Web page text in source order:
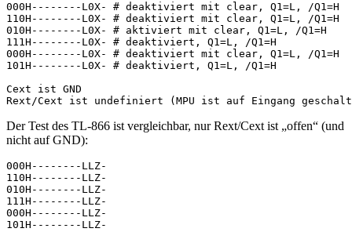
000H--------L0X- # deaktiviert mit clear, Q1=L, /Q1=H
110H--------L0X- # deaktiviert mit clear, Q1=L, /Q1=H
010H--------L0X- # aktiviert mit clear, Q1=L, /Q1=H
111H--------L0X- # deaktiviert, Q1=L, /Q1=H
000H--------L0X- # deaktiviert mit clear, Q1=L, /Q1=H
101H--------L0X- # deaktiviert, Q1=L, /Q1=H
Cext ist GND
Der Test des TL-866 ist vergleichbar, nur Rext/Cext ist „offen“ (und
nicht auf GND):
000H--------LLZ-
110H--------LLZ-
010H--------LLZ-
111H--------LLZ-
000H--------LLZ-
101H--------LLZ-